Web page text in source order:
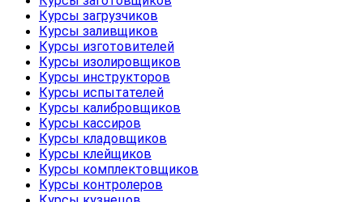
Курсы загрузчиков
Курсы заливщиков
Курсы изготовителей
Курсы изолировщиков
Курсы инструкторов
Курсы испытателей
Курсы калибровщиков
Курсы кассиров
Курсы кладовщиков
Курсы клейщиков
Курсы комплектовщиков
Курсы контролеров